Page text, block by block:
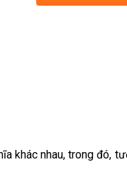
khác nhau, trong đó,